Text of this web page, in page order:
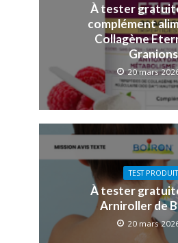
À tester
complément
Collagène
Granions
20 mars
TEST PRODUIT
À tester
Arniroller de
20 mars